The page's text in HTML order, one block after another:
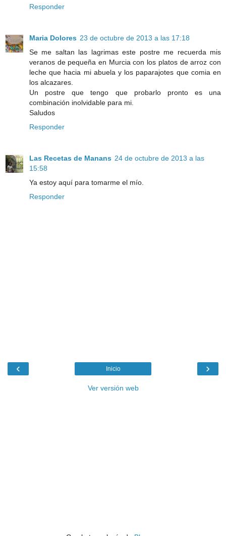
Responder
Maria Dolores 23 de octubre de 2013 a las 17:18
Se me saltan las lagrimas este postre me recuerda mis
veranos de pequeña en Murcia con los platos de arroz con
leche que hacia mi abuela y los paparajotes que comia en
los alcazares.
Un postre que tengo que probarlo pronto es una
combinación inolvidable para mi.
Saludos
Responder
Las Recetas de Manans 24 de octubre de 2013 a las
15:58
Ya estoy aquí para tomarme el mío.
Responder
‹ ›
Inicio
Ver versión web